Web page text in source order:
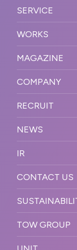
PURPOSE
VISION
OUR DNA
SERVICE
STRONG POINT
BUSINESS
SOLUTION
WORKFLOW
WORKS
オンラインイベ
SNSプロモーショ
プラットフォーム
促
デジタル制作・映
制作
PR
MAGAZINE
COMPANY
COMPANY
MESSAGE
OFFICER
ACCESS
ORGANIZATION
HISTORY
RECRUIT
新卒採用
キャリア採用
NEWS
IR
CONTACT US
サステナビリテ
TOW GROUP